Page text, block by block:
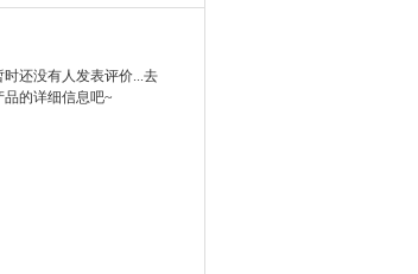
时还没有人发表评价...去
品的详细信息吧~